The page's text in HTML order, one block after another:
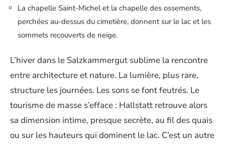
La chapelle Saint-Michel et la chapelle des ossements,
perchées au-dessus du cimetière, donnent sur le lac et les
sommets recouverts de neige.
L’hiver dans le Salzkammergut sublime la rencontre
entre architecture et nature. La lumière, plus rare,
structure les journées. Les sons se font feutrés. Le
tourisme de masse s’efface : Hallstatt retrouve alors
sa dimension intime, presque secrète, au fil des quais
ou sur les hauteurs qui dominent le lac. C’est un autre